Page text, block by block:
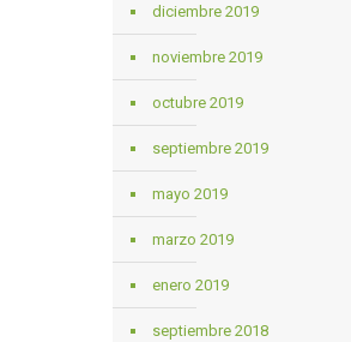
diciembre 2019
noviembre 2019
octubre 2019
septiembre 2019
mayo 2019
marzo 2019
enero 2019
septiembre 2018